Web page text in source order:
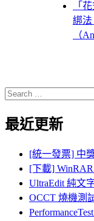
「
綁
（
Search
for:
最近更新
[統一發票] 中
[下載]
UltraEdit 純文
OCCT 燒機測